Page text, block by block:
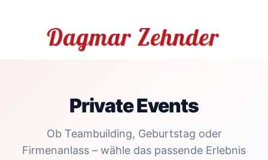
Private Events
Ob Teambuilding, Geburtstag oder
Firmenanlass – wähle das passende Erlebnis